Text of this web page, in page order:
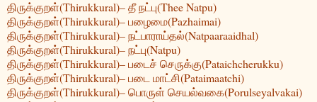
திருக்குறள்(Thirukkural)– தீ நட்பு(Thee Natpu)
திருக்குறள்(Thirukkural)– பழைமை(Pazhaimai)
திருக்குறள்(Thirukkural)– நட்பாராய்தல்(Natpaaraaidhal)
திருக்குறள்(Thirukkural)– நட்பு(Natpu)
திருக்குறள்(Thirukkural)– படைச் செருக்கு(Pataichcherukku)
திருக்குறள்(Thirukkural)– படை மாட்சி(Pataimaatchi)
திருக்குறள்(Thirukkural)– பொருள் செயல்வகை(Porulseyalvakai)